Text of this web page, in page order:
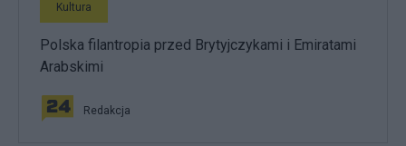
Kultura
Polska filantropia przed Brytyjczykami i Emiratami
Arabskimi
Redakcja